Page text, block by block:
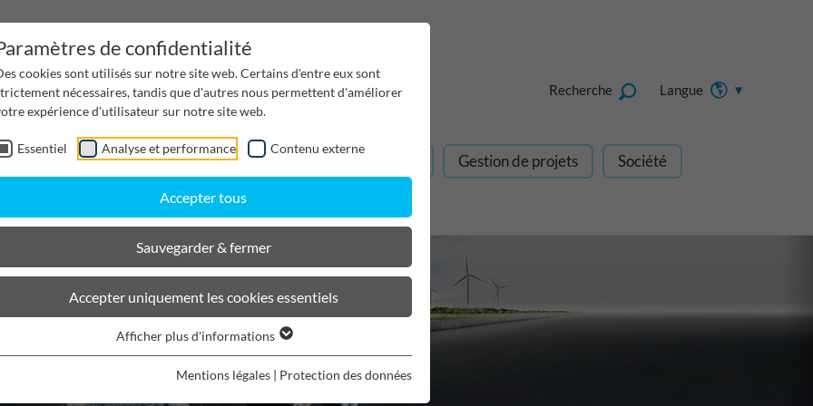
Langue
Recherche
Gestion de l'eau Canaux de distribution Gestion de projets Société
de confidentialité
cookies sont utilisés sur notre site web. Certains d'entre eux sont
nécessaires, tandis que d'autres nous permettent d'améliorer
expérience d'utilisateur sur notre site web.
Essentiel Analyse et performance Contenu externe
Accepter tous
Sauvegarder & fermer
Accepter uniquement les cookies essentiels
Afficher plus d'informations
Mentions légales Protection des données